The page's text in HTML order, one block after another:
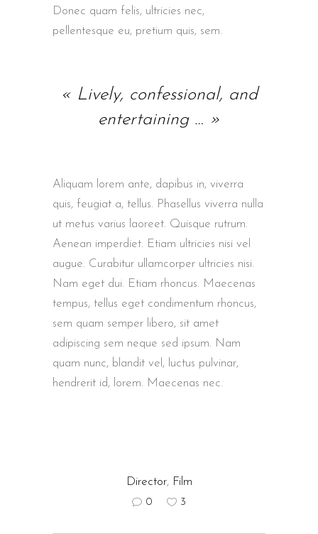
Donec quam felis, ultricies nec,
pellentesque eu, pretium quis, sem.
« Lively, confessional, and
entertaining … »
Aliquam lorem ante, dapibus in, viverra
quis, feugiat a, tellus. Phasellus viverra nulla
ut metus varius laoreet. Quisque rutrum.
Aenean imperdiet. Etiam ultricies nisi vel
augue. Curabitur ullamcorper ultricies nisi.
Nam eget dui. Etiam rhoncus. Maecenas
tempus, tellus eget condimentum rhoncus,
sem quam semper libero, sit amet
adipiscing sem neque sed ipsum. Nam
quam nunc, blandit vel, luctus pulvinar,
hendrerit id, lorem. Maecenas nec.
Director, Film
0 3